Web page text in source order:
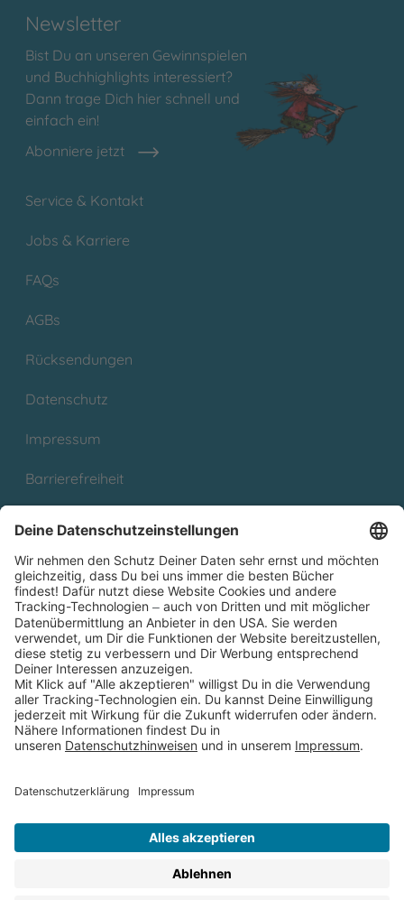
Newsletter
Bist Du an unseren Gewinnspielen
und Buchhighlights interessiert?
Dann trage Dich hier schnell und
einfach ein!
Abonniere jetzt
Service & Kontakt
Jobs & Karriere
FAQs
AGBs
Rücksendungen
Datenschutz
Impressum
Barrierefreiheit
Partnerprogramm (Affiliate)
Folge uns auf
* Versandkostenfrei ab 9,00 € Bestellwert innerhalb
Deutschlands
** Lieferzeit 1-3 Werktage innerhalb Deutschlands
Thienemann-Esslinger Verlag GmbH, Blumenstraße 36, D-70182